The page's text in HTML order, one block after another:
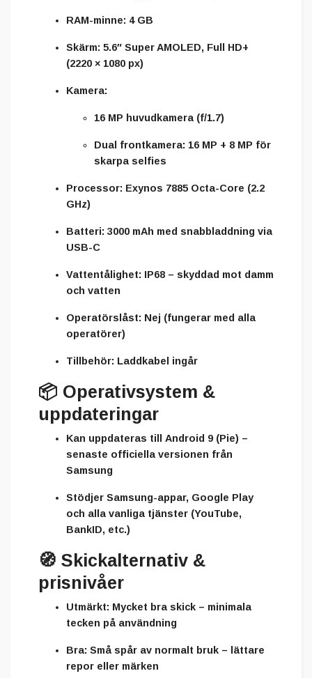
RAM-minne: 4 GB
Skärm: 5.6″ Super AMOLED, Full HD+
(2220 × 1080 px)
Kamera:
16 MP huvudkamera (f/1.7)
Dual frontkamera: 16 MP + 8 MP för
skarpa selfies
Processor: Exynos 7885 Octa-Core (2.2
GHz)
Batteri: 3000 mAh med snabbladdning via
USB-C
Vattentålighet: IP68 – skyddad mot damm
och vatten
Operatörslåst: Nej (fungerar med alla
operatörer)
Tillbehör: Laddkabel ingår
📦 Operativsystem &
uppdateringar
Kan uppdateras till Android 9 (Pie) –
senaste officiella versionen från
Samsung
Stödjer Samsung-appar, Google Play
och alla vanliga tjänster (YouTube,
BankID, etc.)
🧭 Skickalternativ &
prisnivåer
Utmärkt: Mycket bra skick – minimala
tecken på användning
Bra: Små spår av normalt bruk – lättare
repor eller märken